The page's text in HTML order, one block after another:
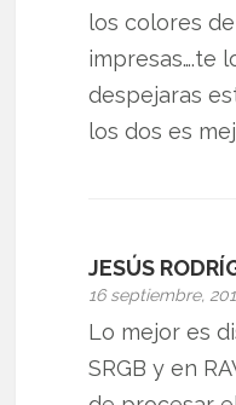
los colores
impresas….te
despejaras
los dos es
JESÚS
16 septiembre,
Lo mejor es
SRGB y en